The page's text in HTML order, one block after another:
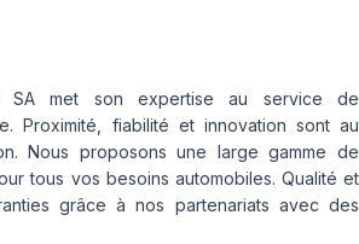
SA met son expertise au service de
Proximité, fiabilité et innovation sont au
Nous proposons une large gamme de
tous vos besoins automobiles. Qualité et
grâce à nos partenariats avec des